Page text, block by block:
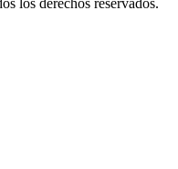
los derechos reservados.